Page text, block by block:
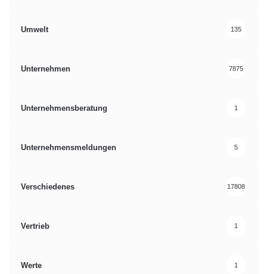
Umwelt 135
Unternehmen 7875
Unternehmensberatung 1
Unternehmensmeldungen 5
Verschiedenes 17808
Vertrieb 1
Werte 1